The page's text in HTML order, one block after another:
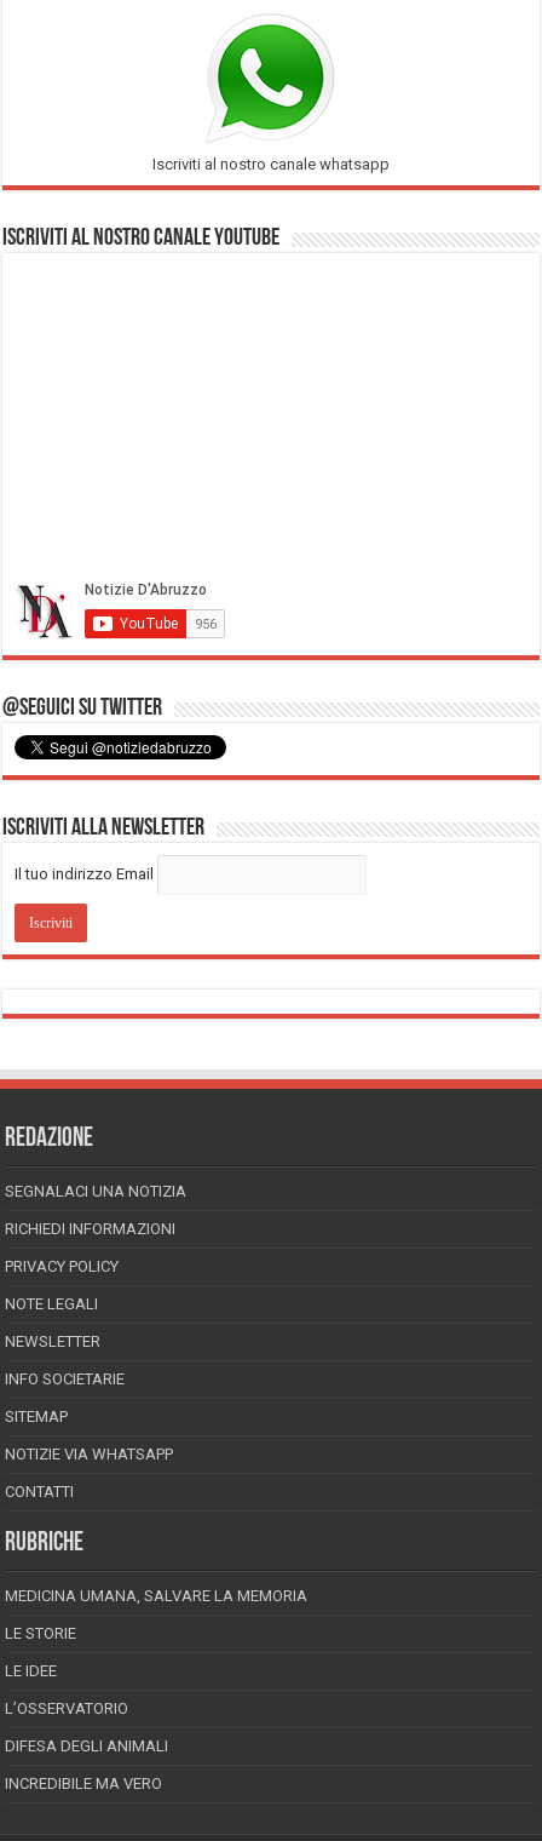
Iscriviti al nostro canale whatsapp
Iscriviti al nostro Canale Youtube
@Seguici su Twitter
Iscriviti alla Newsletter
Il tuo indirizzo Email
REDAZIONE
SEGNALACI UNA NOTIZIA
RICHIEDI INFORMAZIONI
PRIVACY POLICY
NOTE LEGALI
NEWSLETTER
INFO SOCIETARIE
SITEMAP
NOTIZIE VIA WHATSAPP
CONTATTI
RUBRICHE
MEDICINA UMANA, SALVARE LA MEMORIA
LE STORIE
LE IDEE
L’OSSERVATORIO
DIFESA DEGLI ANIMALI
INCREDIBILE MA VERO